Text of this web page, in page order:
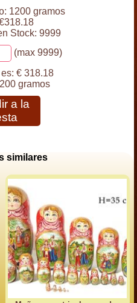
1200 gramos
Stock: 9999
(max 9999)
€ 318.18
gramos
a la
similares